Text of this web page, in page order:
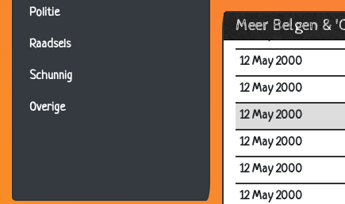
Politie
Raadsels
Schunnig
Overige
Meer Belgen &
12 May 2000
12 May 2000
12 May 2000
12 May 2000
12 May 2000
12 May 2000
12 May 2000
12 May 2000